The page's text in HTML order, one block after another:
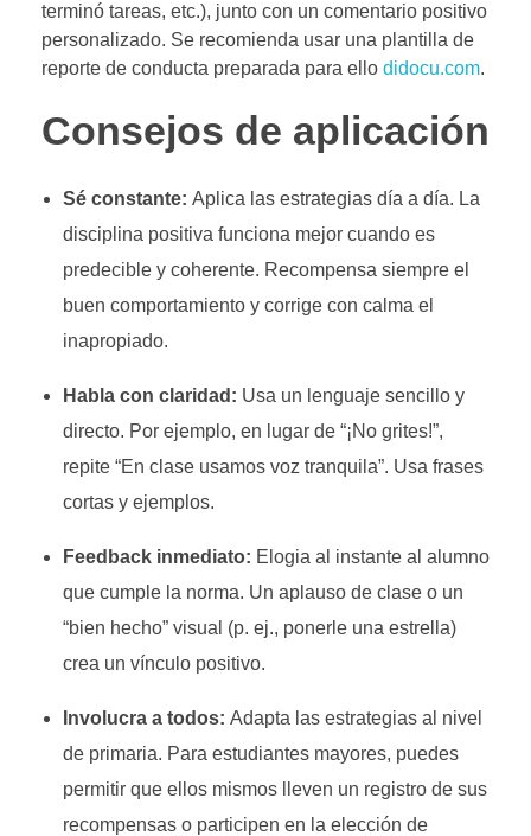
terminó tareas, etc.), junto con un comentario positivo
personalizado. Se recomienda usar una plantilla de
reporte de conducta preparada para ello didocu.com.
Consejos de aplicación
Sé constante: Aplica las estrategias día a día. La
disciplina positiva funciona mejor cuando es
predecible y coherente. Recompensa siempre el
buen comportamiento y corrige con calma el
inapropiado.
Habla con claridad: Usa un lenguaje sencillo y
directo. Por ejemplo, en lugar de “¡No grites!”,
repite “En clase usamos voz tranquila”. Usa frases
cortas y ejemplos.
Feedback inmediato: Elogia al instante al alumno
que cumple la norma. Un aplauso de clase o un
“bien hecho” visual (p. ej., ponerle una estrella)
crea un vínculo positivo.
Involucra a todos: Adapta las estrategias al nivel
de primaria. Para estudiantes mayores, puedes
permitir que ellos mismos lleven un registro de sus
recompensas o participen en la elección de